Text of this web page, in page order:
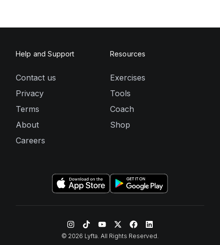
Help and Support
Contact us
Privacy
Terms
About
Careers
Resources
Exercises
Tools
Coach
Shop
© 2026 Lyfta. All Rights Reserved.